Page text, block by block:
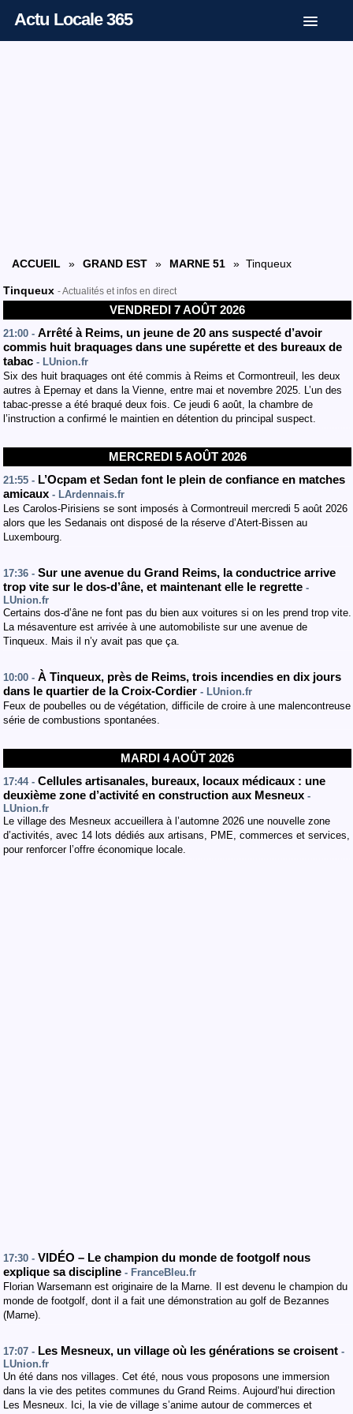
Actu Locale 365
ACCUEIL » GRAND EST » MARNE 51 » Tinqueux
Tinqueux - Actualités et infos en direct
VENDREDI 7 AOÛT 2026
21:00 - Arrêté à Reims, un jeune de 20 ans suspecté d’avoir
commis huit braquages dans une supérette et des bureaux de
tabac - LUnion.fr
Six des huit braquages ont été commis à Reims et Cormontreuil, les deux
autres à Epernay et dans la Vienne, entre mai et novembre 2025. L’un des
tabac-presse a été braqué deux fois. Ce jeudi 6 août, la chambre de
l’instruction a confirmé le maintien en détention du principal suspect.
MERCREDI 5 AOÛT 2026
21:55 - L’Ocpam et Sedan font le plein de confiance en matches
amicaux - LArdennais.fr
Les Carolos-Pirisiens se sont imposés à Cormontreuil mercredi 5 août 2026
alors que les Sedanais ont disposé de la réserve d’Atert-Bissen au
Luxembourg.
17:36 - Sur une avenue du Grand Reims, la conductrice arrive
trop vite sur le dos-d’âne, et maintenant elle le regrette -
LUnion.fr
Certains dos-d’âne ne font pas du bien aux voitures si on les prend trop vite.
La mésaventure est arrivée à une automobiliste sur une avenue de
Tinqueux. Mais il n’y avait pas que ça.
10:00 - À Tinqueux, près de Reims, trois incendies en dix jours
dans le quartier de la Croix-Cordier - LUnion.fr
Feux de poubelles ou de végétation, difficile de croire à une malencontreuse
série de combustions spontanées.
MARDI 4 AOÛT 2026
17:44 - Cellules artisanales, bureaux, locaux médicaux : une
deuxième zone d’activité en construction aux Mesneux -
LUnion.fr
Le village des Mesneux accueillera à l’automne 2026 une nouvelle zone
d’activités, avec 14 lots dédiés aux artisans, PME, commerces et services,
pour renforcer l’offre économique locale.
17:30 - VIDÉO – Le champion du monde de footgolf nous
explique sa discipline - FranceBleu.fr
Florian Warsemann est originaire de la Marne. Il est devenu le champion du
monde de footgolf, dont il a fait une démonstration au golf de Bezannes
(Marne).
17:07 - Les Mesneux, un village où les générations se croisent -
LUnion.fr
Un été dans nos villages. Cet été, nous vous proposons une immersion
dans la vie des petites communes du Grand Reims. Aujourd’hui direction
Les Mesneux. Ici, la vie de village s’anime autour de commerces et